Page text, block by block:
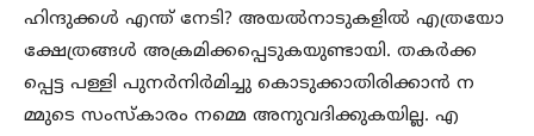
ഹിന്ദുക്കൾ എന്ത് നേടി? അയൽനാടുകളിൽ എത്രയോ
ക്ഷേത്രങ്ങൾ അക്രമിക്കപ്പെടുകയുണ്ടായി. തകർക്ക
പ്പെട്ട പള്ളി പുനർനിർമിച്ചു കൊടുക്കാതിരിക്കാൻ ന
മ്മുടെ സംസ്കാരം നമ്മെ അനുവദിക്കുകയില്ല. എ